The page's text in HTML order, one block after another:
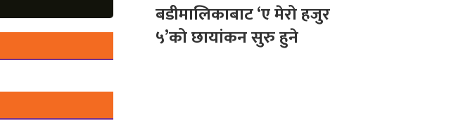
बडीमालिकाबाट ‘ए मेरो हजुर
५’को छायांकन सुरु हुने